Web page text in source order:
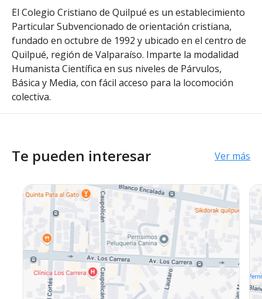
El Colegio Cristiano de Quilpué es un establecimiento
Particular Subvencionado de orientación cristiana,
fundado en octubre de 1992 y ubicado en el centro de
Quilpué, región de Valparaíso. Imparte la modalidad
Humanista Científica en sus niveles de Párvulos,
Básica y Media, con fácil acceso para la locomoción
colectiva.
Te pueden interesar Ver más